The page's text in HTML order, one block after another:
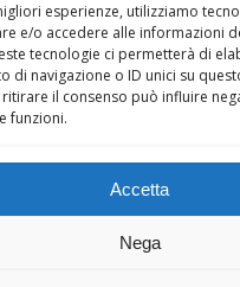
esperienze, utilizziamo
e/o accedere alle informazioni
tecnologie ci permetterà di
di navigazione o ID unici su
il consenso può influire
funzioni.
Accetta
Nega
Negato